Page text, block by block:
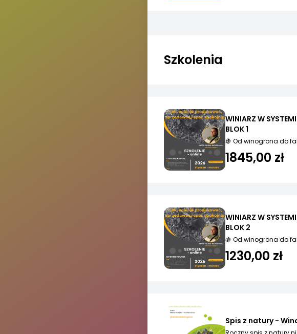
Szkolenia
WINIARZ W
BLOK 1
🍇 Od winogrona do
1845,00 zł
WINIARZ W
BLOK 2
🍇 Od winogrona do
1230,00 zł
Spis z natury -